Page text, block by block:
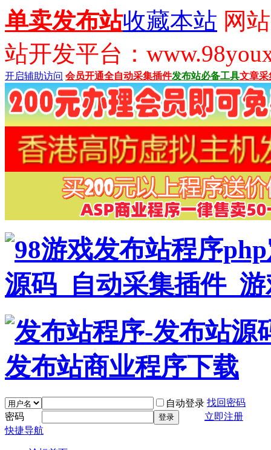
单卖发布站收藏本站 网
站开发平台：
开启辅助访问 会员开通全自动采集插件发布站必备工具文章采
自动登录 找回密码
密码
登录
立即注册
快捷导航